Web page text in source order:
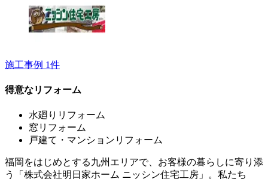
施工事例 1件
得意なリフォーム
水廻りリフォーム
窓リフォーム
戸建て・マンションリフォーム
福岡をはじめとする九州エリアで、お客様の暮らしに寄り添
う「株式会社明日家ホーム ニッシン住宅工房」。私たち